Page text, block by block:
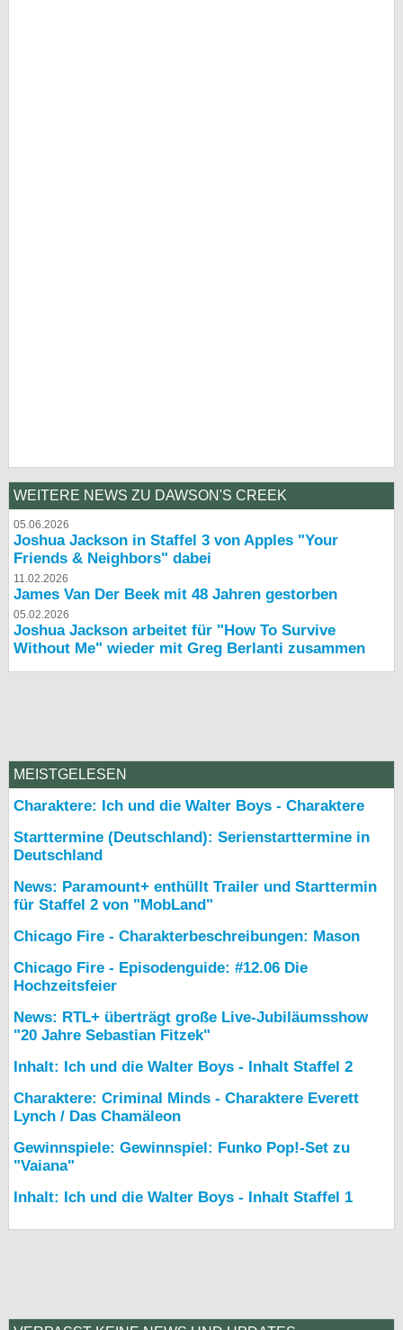
WEITERE NEWS ZU DAWSON'S CREEK
05.06.2026
Joshua Jackson in Staffel 3 von Apples "Your
Friends & Neighbors" dabei
11.02.2026
James Van Der Beek mit 48 Jahren gestorben
05.02.2026
Joshua Jackson arbeitet für "How To Survive
Without Me" wieder mit Greg Berlanti zusammen
MEISTGELESEN
Charaktere: Ich und die Walter Boys - Charaktere
Starttermine (Deutschland): Serienstarttermine in
Deutschland
News: Paramount+ enthüllt Trailer und Starttermin
für Staffel 2 von "MobLand"
Chicago Fire - Charakterbeschreibungen: Mason
Chicago Fire - Episodenguide: #12.06 Die
Hochzeitsfeier
News: RTL+ überträgt große Live-Jubiläumsshow
"20 Jahre Sebastian Fitzek"
Inhalt: Ich und die Walter Boys - Inhalt Staffel 2
Charaktere: Criminal Minds - Charaktere Everett
Lynch / Das Chamäleon
Gewinnspiele: Gewinnspiel: Funko Pop!-Set zu
"Vaiana"
Inhalt: Ich und die Walter Boys - Inhalt Staffel 1